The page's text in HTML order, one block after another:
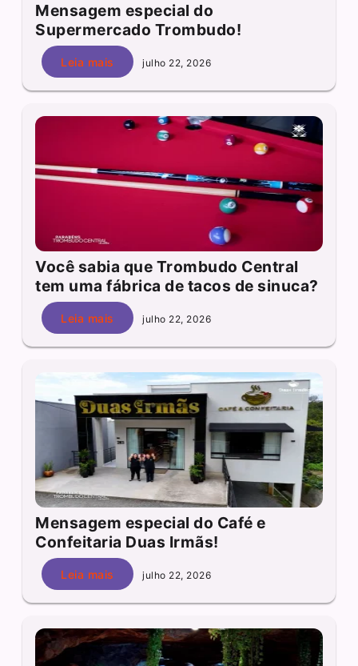
Mensagem especial do
Supermercado Trombudo!
Leia mais julho 22, 2026
Você sabia que Trombudo Central
tem uma fábrica de tacos de sinuca?
Leia mais julho 22, 2026
Mensagem especial do Café e
Confeitaria Duas Irmãs!
Leia mais julho 22, 2026